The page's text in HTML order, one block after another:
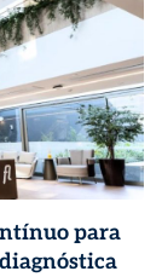
para